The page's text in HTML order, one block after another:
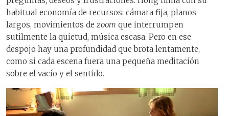
habitual economía de recursos: cámara fija, planos
largos, movimientos de zoom que interrumpen
sutilmente la quietud, música escasa. Pero en ese
despojo hay una profundidad que brota lentamente,
como si cada escena fuera una pequeña meditación
sobre el vacío y el sentido.